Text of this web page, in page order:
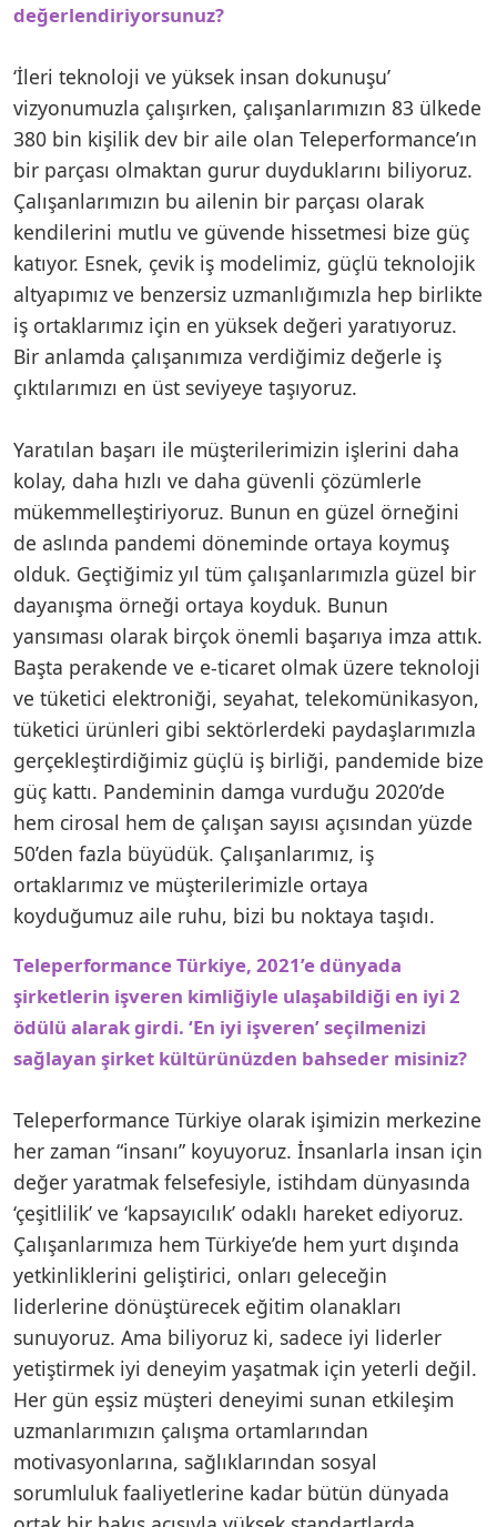
değerlendiriyorsunuz?
‘İleri teknoloji ve yüksek insan dokunuşu’
vizyonumuzla çalışırken, çalışanlarımızın 83 ülkede
380 bin kişilik dev bir aile olan Teleperformance’ın
bir parçası olmaktan gurur duyduklarını biliyoruz.
Çalışanlarımızın bu ailenin bir parçası olarak
kendilerini mutlu ve güvende hissetmesi bize güç
katıyor. Esnek, çevik iş modelimiz, güçlü teknolojik
altyapımız ve benzersiz uzmanlığımızla hep birlikte
iş ortaklarımız için en yüksek değeri yaratıyoruz.
Bir anlamda çalışanımıza verdiğimiz değerle iş
çıktılarımızı en üst seviyeye taşıyoruz.
Yaratılan başarı ile müşterilerimizin işlerini daha
kolay, daha hızlı ve daha güvenli çözümlerle
mükemmelleştiriyoruz. Bunun en güzel örneğini
de aslında pandemi döneminde ortaya koymuş
olduk. Geçtiğimiz yıl tüm çalışanlarımızla güzel bir
dayanışma örneği ortaya koyduk. Bunun
yansıması olarak birçok önemli başarıya imza attık.
Başta perakende ve e-ticaret olmak üzere teknoloji
ve tüketici elektroniği, seyahat, telekomünikasyon,
tüketici ürünleri gibi sektörlerdeki paydaşlarımızla
gerçekleştirdiğimiz güçlü iş birliği, pandemide bize
güç kattı. Pandeminin damga vurduğu 2020’de
hem cirosal hem de çalışan sayısı açısından yüzde
50’den fazla büyüdük. Çalışanlarımız, iş
ortaklarımız ve müşterilerimizle ortaya
koyduğumuz aile ruhu, bizi bu noktaya taşıdı.
Teleperformance Türkiye, 2021’e dünyada
şirketlerin işveren kimliğiyle ulaşabildiği en iyi 2
ödülü alarak girdi. ‘En iyi işveren’ seçilmenizi
sağlayan şirket kültürünüzden bahseder misiniz?
Teleperformance Türkiye olarak işimizin merkezine
her zaman “insanı” koyuyoruz. İnsanlarla insan için
değer yaratmak felsefesiyle, istihdam dünyasında
‘çeşitlilik’ ve ‘kapsayıcılık’ odaklı hareket ediyoruz.
Çalışanlarımıza hem Türkiye’de hem yurt dışında
yetkinliklerini geliştirici, onları geleceğin
liderlerine dönüştürecek eğitim olanakları
sunuyoruz. Ama biliyoruz ki, sadece iyi liderler
yetiştirmek iyi deneyim yaşatmak için yeterli değil.
Her gün eşsiz müşteri deneyimi sunan etkileşim
uzmanlarımızın çalışma ortamlarından
motivasyonlarına, sağlıklarından sosyal
sorumluluk faaliyetlerine kadar bütün dünyada